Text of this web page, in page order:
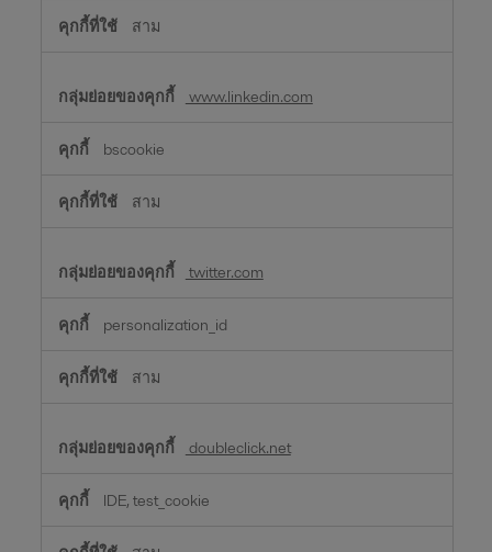
สาม
www.linkedin.com
bscookie
สาม
twitter.com
personalization_id
สาม
doubleclick.net
IDE, test_cookie